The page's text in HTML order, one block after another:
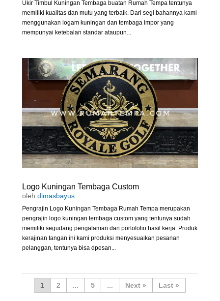
Ukir Timbul Kuningan Tembaga buatan Rumah Tempa tentunya
memiliki kualitas dan mutu yang terbaik. Dari segi bahannya kami
menggunakan logam kuningan dan tembaga impor yang
mempunyai ketebalan standar ataupun...
Logo Kuningan Tembaga Custom
oleh dimasbayus
Pengrajin Logo Kuningan Tembaga Rumah Tempa merupakan
pengrajin logo kuningan tembaga custom yang tentunya sudah
memiliki segudang pengalaman dan portofolio hasil kerja. Produk
kerajinan tangan ini kami produksi menyesuaikan pesanan
pelanggan, tentunya bisa dpesan...
1 2 ... 5 ... » Last »